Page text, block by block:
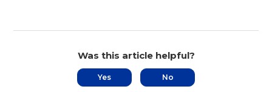
Was this article helpful?
Yes No